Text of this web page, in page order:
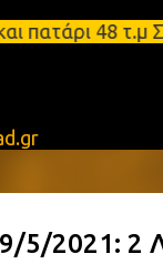
48
5/2021: 2